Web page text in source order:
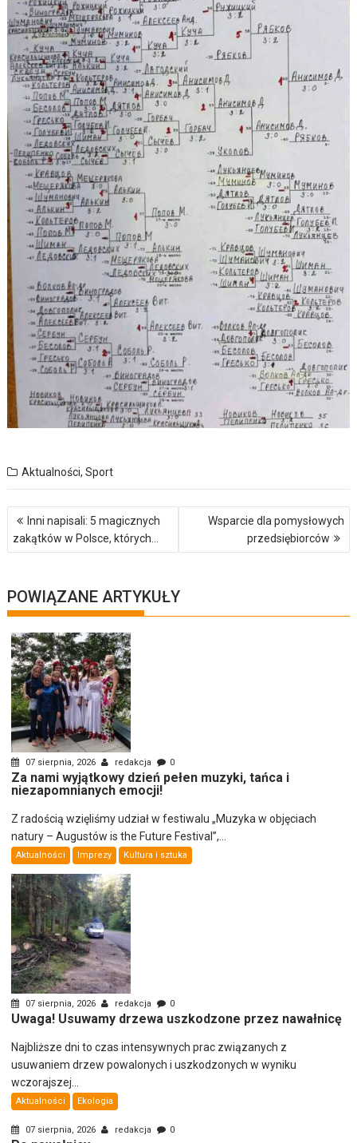
Aktualności,Sport
Nawigacja
wpisu
Inni napisali: 5 magicznych
zakątków w Polsce, których…
Wsparcie dla pomysłowych
przedsiębiorców
POWIĄZANE ARTYKUŁY
07 sierpnia, 2026 redakcja 0
Za nami wyjątkowy dzień pełen muzyki, tańca i
niezapomnianych emocji!
Z radością wzięliśmy udział w festiwalu „Muzyka w objęciach
natury – Augustów is the Future Festival”,...
Aktualności Imprezy Kultura i sztuka
07 sierpnia, 2026 redakcja 0
Uwaga! Usuwamy drzewa uszkodzone przez nawałnicę
Najbliższe dni to czas intensywnych prac związanych z
usuwaniem drzew powalonych i uszkodzonych w wyniku
wczorajszej...
Aktualności Ekologia
07 sierpnia, 2026 redakcja 0